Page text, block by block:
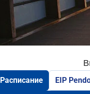
Расписание EIP